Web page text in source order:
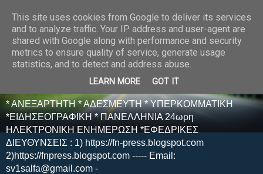
E F E N P R E S S -
ΗΛΕΚΤΡΟΝΙΚΗ
ΕΦΗΜΕΡΙΔΑ
* ΑΝΕΞΑΡΤΗΤΗ * ΑΔΕΣΜΕΥΤΗ * ΥΠΕΡΚΟΜΜΑΤΙΚΗ
*ΕΙΔΗΣΕΟΓΡΑΦΙΚΗ * ΠΑΝΕΛΛΗΝΙΑ 24ωρη
ΗΛΕΚΤΡΟΝΙΚΗ ΕΝΗΜΕΡΩΣΗ *ΕΦΕΔΡΙΚΕΣ
ΔΙΕΥΘΥΝΣΕΙΣ : 1) https://fn-press.blogspot.com
2)https://fnpress.blogspot.com ----- Email:
sv1salfa@gmail.com -
This site uses cookies from Google to deliver its services
and to analyze traffic. Your IP address and user-agent are
shared with Google along with performance and security
metrics to ensure quality of service, generate usage
statistics, and to detect and address abuse.
LEARN MORE GOT IT